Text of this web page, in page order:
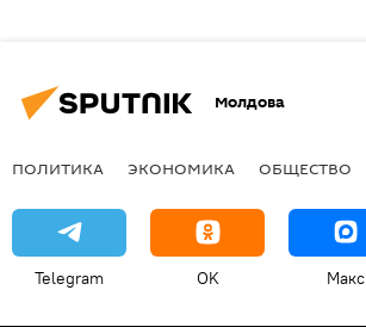
Молдова
ПОЛИТИКА ЭКОНОМИКА ОБЩЕСТВО
Telegram OK Макс